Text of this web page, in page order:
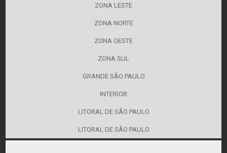
ZONA LESTE
ZONA NORTE
ZONA OESTE
ZONA SUL
GRANDE SÃO PAULO
INTERIOR
LITORAL DE SÃO PAULO
LITORAL DE SÃO PAULO